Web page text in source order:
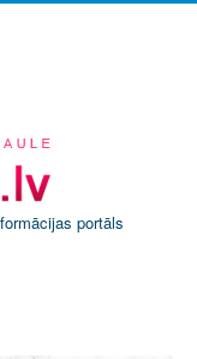
portāls